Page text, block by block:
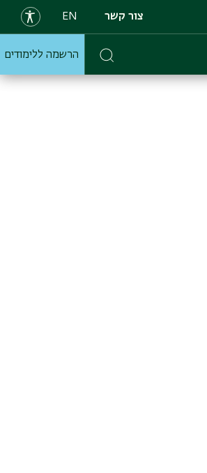
צור קשר EN
הרשמה ללימודים